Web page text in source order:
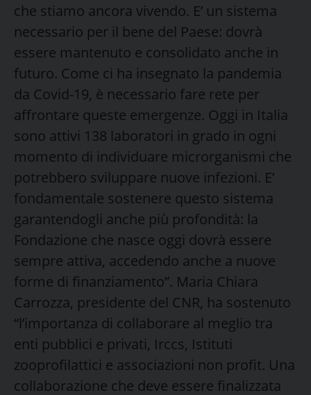
che stiamo ancora vivendo. E’ un sistema
necessario per il bene del Paese: dovrà
essere mantenuto e consolidato anche in
futuro. Come ci ha insegnato la pandemia
da Covid-19, è necessario fare rete per
affrontare queste emergenze. Oggi in Italia
sono attivi 138 laboratori in grado in ogni
momento di individuare microrganismi che
potrebbero sviluppare nuove infezioni. E’
fondamentale sostenere questo sistema
garantendogli anche più profondità: la
Fondazione che nasce oggi dovrà essere
sempre attiva, accedendo anche a nuove
forme di finanziamento”. Maria Chiara
Carrozza, presidente del CNR, ha sostenuto
“l’importanza di collaborare al meglio tra
enti pubblici e privati, Irccs, Istituti
zooprofilattici e associazioni non profit. Una
collaborazione che deve essere finalizzata